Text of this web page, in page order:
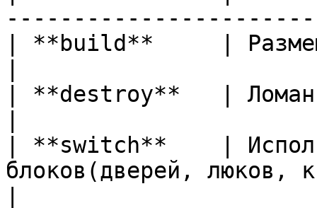
| **build**     |
| **destroy**   |
| **switch**    |
блоков(дверей, люков,